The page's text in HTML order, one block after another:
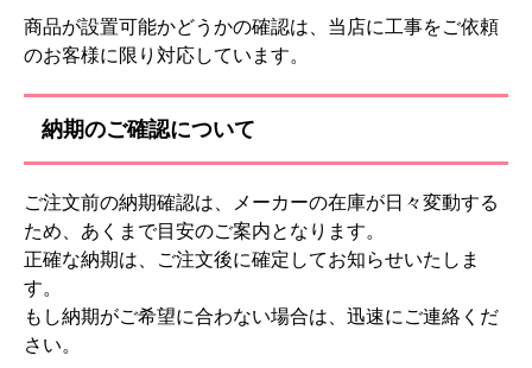
商品が設置可能かどうかの確認は、当店に工事をご依頼
のお客様に限り対応しています。
納期のご確認について
ご注文前の納期確認は、メーカーの在庫が日々変動する
ため、あくまで目安のご案内となります。
正確な納期は、ご注文後に確定してお知らせいたしま
す。
もし納期がご希望に合わない場合は、迅速にご連絡くだ
さい。